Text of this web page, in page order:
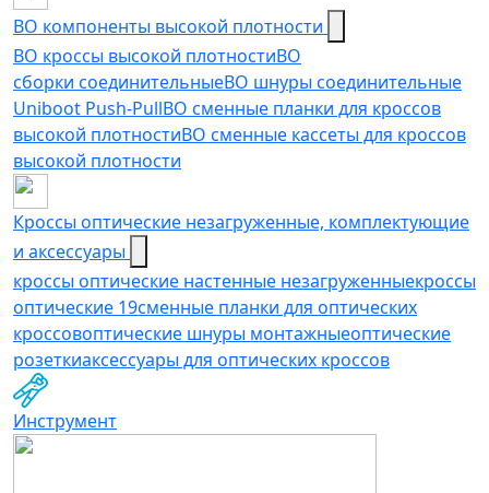
ВО компоненты высокой плотности
ВО кроссы высокой плотностиВО
сборки соединительныеВО шнуры соединительные
Uniboot Push-PullВО сменные планки для кроссов
высокой плотностиВО сменные кассеты для кроссов
высокой плотности
Кроссы оптические незагруженные, комплектующие
и аксессуары
кроссы оптические настенные незагруженныекроссы
оптические 19сменные планки для оптических
кроссовоптические шнуры монтажныеоптические
розеткиаксессуары для оптических кроссов
Инструмент